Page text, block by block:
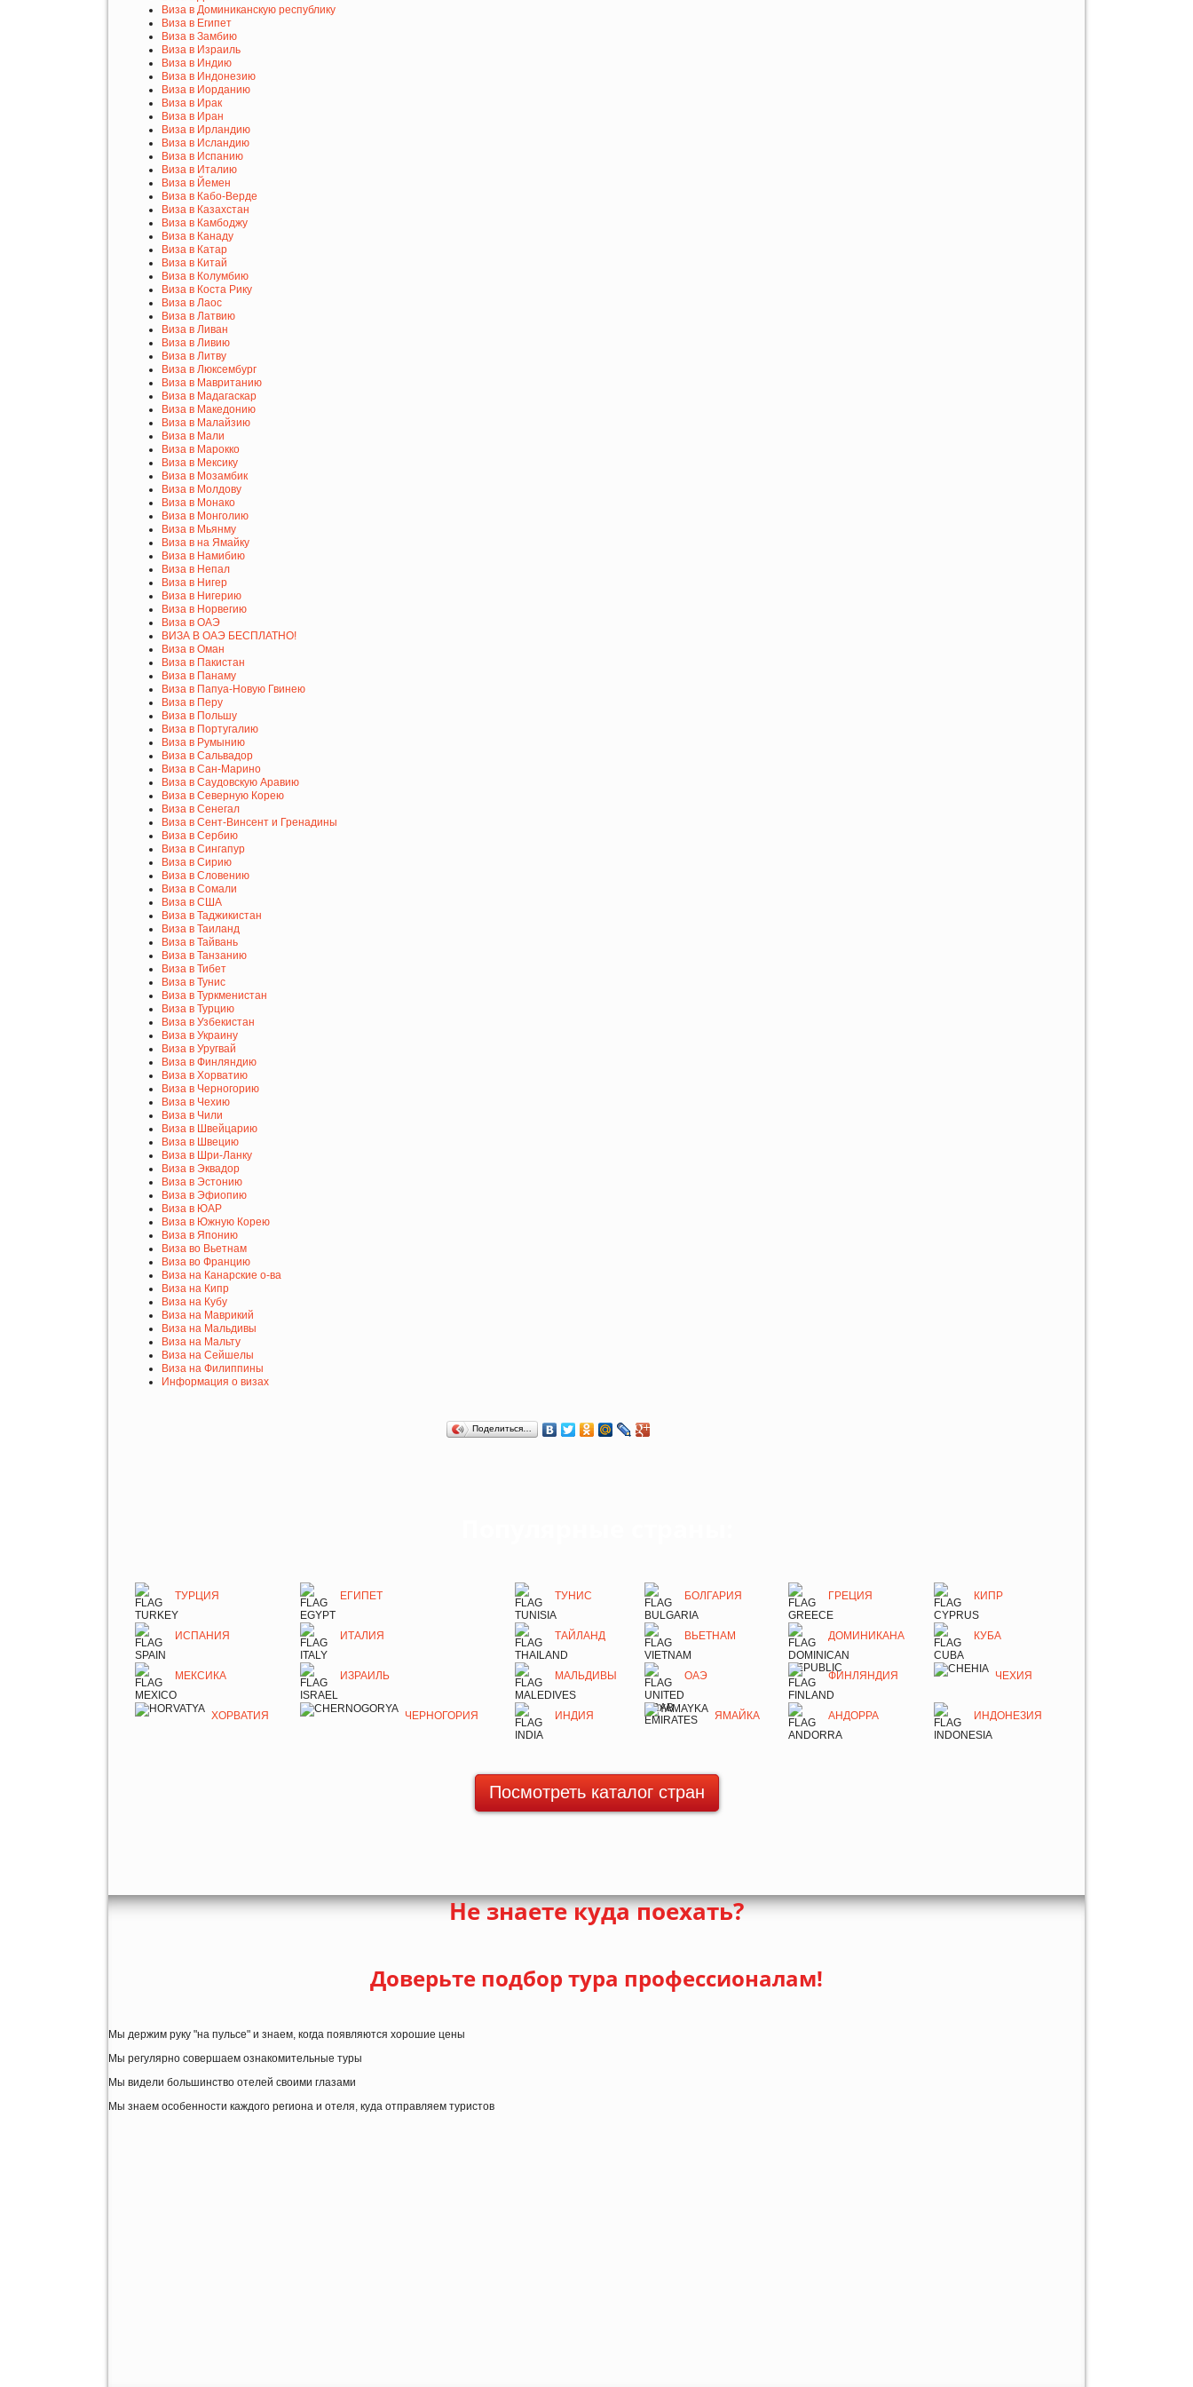
Виза в Доминиканскую республику
Виза в Египет
Виза в Замбию
Виза в Израиль
Виза в Индию
Виза в Индонезию
Виза в Иорданию
Виза в Ирак
Виза в Иран
Виза в Ирландию
Виза в Исландию
Виза в Испанию
Виза в Италию
Виза в Йемен
Виза в Кабо-Верде
Виза в Казахстан
Виза в Камбоджу
Виза в Канаду
Виза в Катар
Виза в Китай
Виза в Колумбию
Виза в Коста Рику
Виза в Лаос
Виза в Латвию
Виза в Ливан
Виза в Ливию
Виза в Литву
Виза в Люксембург
Виза в Мавританию
Виза в Мадагаскар
Виза в Македонию
Виза в Малайзию
Виза в Мали
Виза в Марокко
Виза в Мексику
Виза в Мозамбик
Виза в Молдову
Виза в Монако
Виза в Монголию
Виза в Мьянму
Виза в на Ямайку
Виза в Намибию
Виза в Непал
Виза в Нигер
Виза в Нигерию
Виза в Норвегию
Виза в ОАЭ
ВИЗА В ОАЭ БЕСПЛАТНО!
Виза в Оман
Виза в Пакистан
Виза в Панаму
Виза в Папуа-Новую Гвинею
Виза в Перу
Виза в Польшу
Виза в Португалию
Виза в Румынию
Виза в Сальвадор
Виза в Сан-Марино
Виза в Саудовскую Аравию
Виза в Северную Корею
Виза в Сенегал
Виза в Сент-Винсент и Гренадины
Виза в Сербию
Виза в Сингапур
Виза в Сирию
Виза в Словению
Виза в Сомали
Виза в США
Виза в Таджикистан
Виза в Таиланд
Виза в Тайвань
Виза в Танзанию
Виза в Тибет
Виза в Тунис
Виза в Туркменистан
Виза в Турцию
Виза в Узбекистан
Виза в Украину
Виза в Уругвай
Виза в Финляндию
Виза в Хорватию
Виза в Черногорию
Виза в Чехию
Виза в Чили
Виза в Швейцарию
Виза в Швецию
Виза в Шри-Ланку
Виза в Эквадор
Виза в Эстонию
Виза в Эфиопию
Виза в ЮАР
Виза в Южную Корею
Виза в Японию
Виза во Вьетнам
Виза во Францию
Виза на Канарские о-ва
Виза на Кипр
Виза на Кубу
Виза на Маврикий
Виза на Мальдивы
Виза на Мальту
Виза на Сейшелы
Виза на Филиппины
Информация о визах
Поделиться…
ТУРЦИЯ ЕГИПЕТ ТУНИС БОЛГАРИЯ ГРЕЦИЯ КИПР
ИСПАНИЯ ИТАЛИЯ ТАЙЛАНД ВЬЕТНАМ ДОМИНИКАНА КУБА
МЕКСИКА ИЗРАИЛЬ МАЛЬДИВЫ ОАЭ ФИНЛЯНДИЯ ЧЕХИЯ
ХОРВАТИЯ ЧЕРНОГОРИЯ ИНДИЯ ЯМАЙКА АНДОРРА ИНДОНЕЗИЯ
Посмотреть каталог стран
Не знаете куда поехать?
Доверьте подбор тура профессионалам!
Мы держим руку "на пульсе" и знаем, когда появляются хорошие цены
Мы регулярно совершаем ознакомительные туры
Мы видели большинство отелей своими глазами
Мы знаем особенности каждого региона и отеля, куда отправляем туристов